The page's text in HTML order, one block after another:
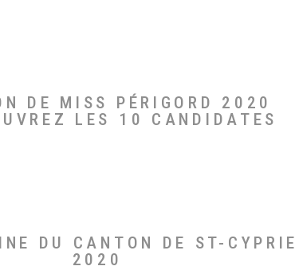
DE MISS PÉRIGORD 2020
LES 10 CANDIDATES
DU CANTON DE ST-
2020